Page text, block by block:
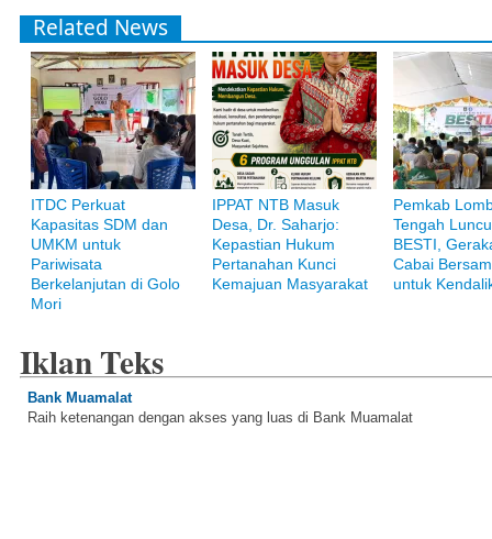
Related News
ITDC Perkuat
Kapasitas SDM dan
UMKM untuk
Pariwisata
Berkelanjutan di Golo
Mori
IPPAT NTB Masuk
Desa, Dr. Saharjo:
Kepastian Hukum
Pertanahan Kunci
Kemajuan Masyarakat
Pemkab
Tengah
BESTI,
Cabai
untuk
Iklan Teks
Bank Muamalat
Raih ketenangan dengan akses yang luas di Bank Muamalat